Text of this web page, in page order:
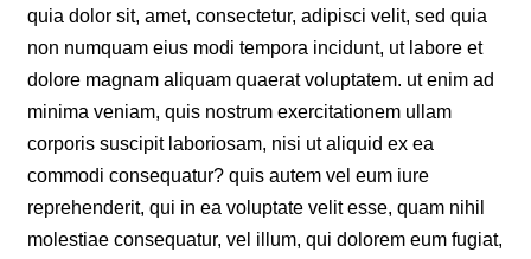
quia dolor sit, amet, consectetur, adipisci velit, sed quia
non numquam eius modi tempora incidunt, ut labore et
dolore magnam aliquam quaerat voluptatem. ut enim ad
minima veniam, quis nostrum exercitationem ullam
corporis suscipit laboriosam, nisi ut aliquid ex ea
commodi consequatur? quis autem vel eum iure
reprehenderit, qui in ea voluptate velit esse, quam nihil
molestiae consequatur, vel illum, qui dolorem eum fugiat,